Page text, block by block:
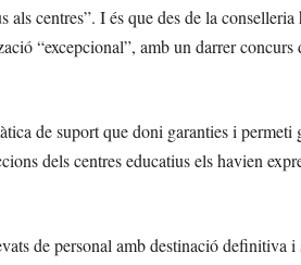
centres”. I és que des de la
“excepcional”, amb un darrer concurs
de suport que doni garanties i permeti
dels centres educatius els havien
de personal amb destinació definitiva i